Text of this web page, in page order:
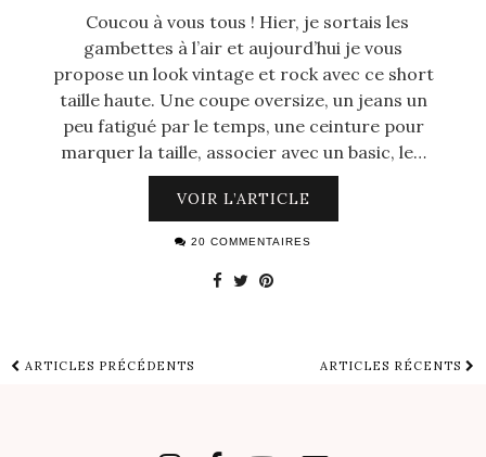
Coucou à vous tous ! Hier, je sortais les
gambettes à l’air et aujourd’hui je vous
propose un look vintage et rock avec ce short
taille haute. Une coupe oversize, un jeans un
peu fatigué par le temps, une ceinture pour
marquer la taille, associer avec un basic, le…
VOIR L’ARTICLE
20 COMMENTAIRES
ARTICLES PRÉCÉDENTS ARTICLES RÉCENTS